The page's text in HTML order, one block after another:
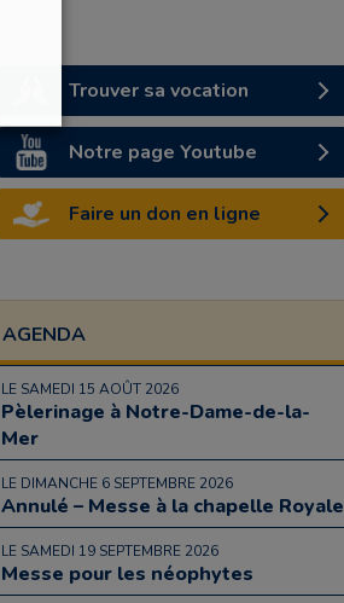
Trouver sa vocation
Notre page Youtube
Faire un don en ligne
AGENDA
LE SAMEDI 15 AOÛT 2026
Pèlerinage à Notre-Dame-de-la-
Mer
LE DIMANCHE 6 SEPTEMBRE 2026
Annulé – Messe à la chapelle Royale
LE SAMEDI 19 SEPTEMBRE 2026
Messe pour les néophytes